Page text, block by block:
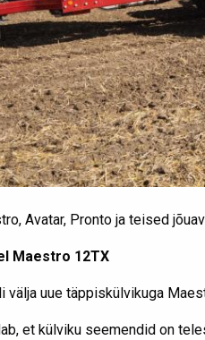
Avatar, Pronto ja teised
Maestro 12TX
välja uue täppiskülvikuga
et külviku seemendid on